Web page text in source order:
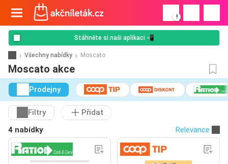
!
Stáhněte si naši aplikaci 📲
Všechny nabídky Moscato
Moscato akce
Prodejny
Filtry
Přidat
4 nabídky
Relevance